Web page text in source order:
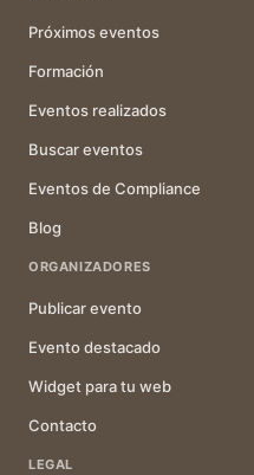
Próximos eventos
Formación
Eventos realizados
Buscar eventos
Eventos de Compliance
Blog
ORGANIZADORES
Publicar evento
Evento destacado
Widget para tu web
Contacto
LEGAL